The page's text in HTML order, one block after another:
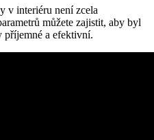
v interiéru není zcela
můžete​ zajistit, aby byl
příjemné a efektivní.